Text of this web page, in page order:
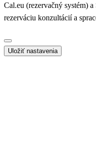
Cal.eu (rezervačný systém)
rezerváciu konzultácií a
Uložiť nastavenia